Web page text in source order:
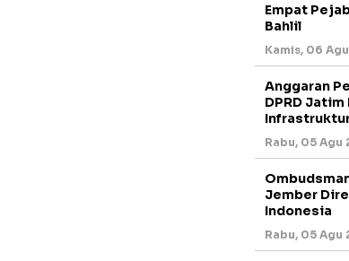
Empat
Bahlil
Kamis, 06
Anggaran
DPRD
Rabu, 05 Agu
Jember
Indonesia
Rabu, 05 Agu